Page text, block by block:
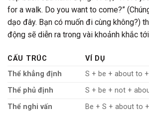
for a walk. Do you want to come?”
dạo đây. Bạn có muốn đi cùng không?)
động sẽ diễn ra trong vài khoảnh khắc
CẤU TRÚC
VÍ DỤ
Thể khẳng định
S + be + about to
Thể phủ định
S + be + not +
Thể nghi vấn
Be + S + about to